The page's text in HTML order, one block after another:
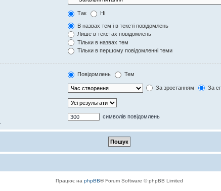
Так Ні
В назвах тем і в тексті повідомлень
Лише в текстах повідомлень
Тільки в назвах тем
Тільки в першому повідомленні теми
Повідомлень Тем
За зростанням За
символів повідомлень
Працює на phpBB® Forum Software © phpBB Limited